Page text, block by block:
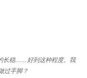
长稳……好到这种程度。我
过手脚？